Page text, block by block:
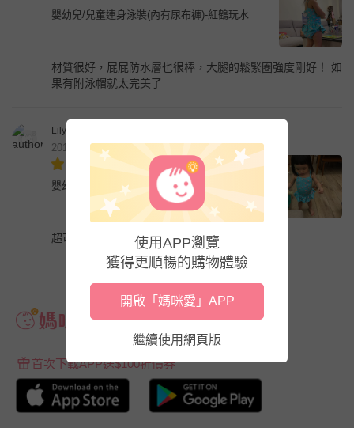
嬰幼兒/兒童連身泳裝(內有尿布褲)-紅鶴玩水
材質很好，屁屁防水層也很棒，大腿的鬆緊圈強度剛好！ 如
果有附泳帽就太完美了
Lily Hsieh
2019年10月
嬰幼兒/兒童連身泳裝(內有尿布褲)-紅鶴玩水
超可愛商品！品質很滿意！
首次下載APP送$100折價券
使用APP瀏覽
獲得更順暢的購物體驗
開啟「媽咪愛」APP
繼續使用網頁版